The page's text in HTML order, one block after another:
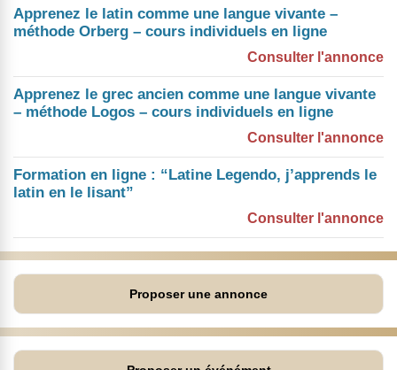
Apprenez le latin comme une langue vivante –
méthode Orberg – cours individuels en ligne
Consulter l'annonce
Apprenez le grec ancien comme une langue vivante
– méthode Logos – cours individuels en ligne
Consulter l'annonce
Formation en ligne : “Latine Legendo, j’apprends le
latin en le lisant”
Consulter l'annonce
Proposer une annonce